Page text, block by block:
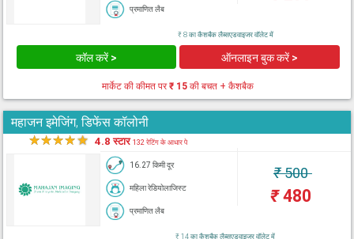
प्रमाणित लैब
₹ 8 का कैशबैक लैब्सएडवाइजर वॉलेट में
कॉल करें > ऑनलाइन बुक करें >
मार्केट की कीमत पर₹ 15 की बचत + कैशबैक
महाजन इमेजिंग, डिफेंस कॉलोनी
★★★★★ 4.8 स्टार132 रेटिंग के आधार पे
16.27 किमी दूर
महिला रेडियोलाजिस्ट
प्रमाणित लैब
₹500
₹480
₹ 14 का कैशबैक लैब्सएडवाइजर वॉलेट में